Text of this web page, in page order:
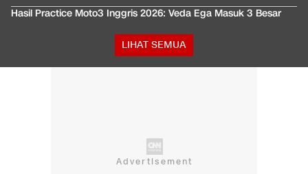
Hasil Practice Moto3 Inggris 2026: Veda Ega Masuk 3 Besar
LIHAT SEMUA